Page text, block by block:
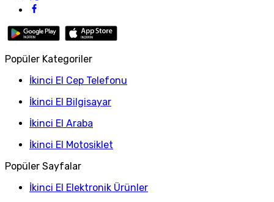
Popüler Kategoriler
İkinci El Cep Telefonu
İkinci El Bilgisayar
İkinci El Araba
İkinci El Motosiklet
Popüler Sayfalar
İkinci El Elektronik Ürünler